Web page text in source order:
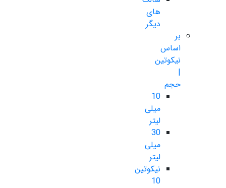
های
دیگر
بر
اساس
نیکوتین
|
حجم
10
میلی
لیتر
30
میلی
لیتر
نیکوتین
10